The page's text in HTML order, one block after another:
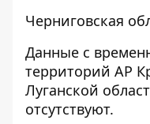
Черниговская
Данные с
территорий АР
Луганской
отсутствуют.